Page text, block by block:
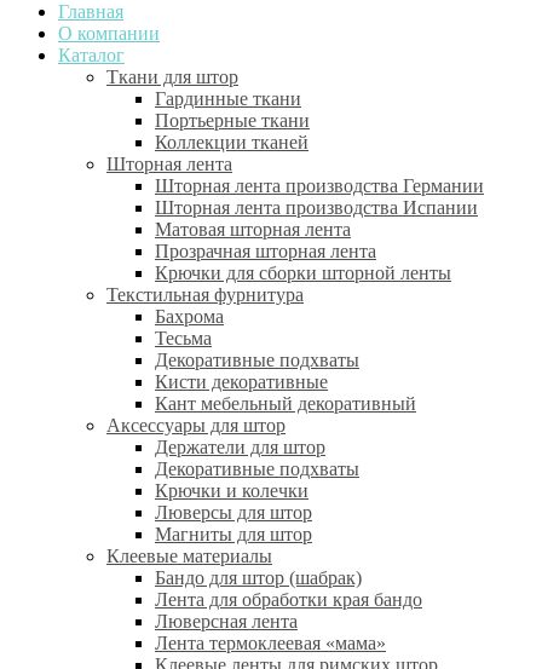
Главная
О компании
Каталог
Ткани для штор
Гардинные ткани
Портьерные ткани
Коллекции тканей
Шторная лента
Шторная лента производства Германии
Шторная лента производства Испании
Матовая шторная лента
Прозрачная шторная лента
Крючки для сборки шторной ленты
Текстильная фурнитура
Бахрома
Тесьма
Декоративные подхваты
Кисти декоративные
Кант мебельный декоративный
Аксессуары для штор
Держатели для штор
Декоративные подхваты
Крючки и колечки
Люверсы для штор
Магниты для штор
Клеевые материалы
Бандо для штор (шабрак)
Лента для обработки края бандо
Люверсная лента
Лента термоклеевая «мама»
Клеевые ленты для римских штор